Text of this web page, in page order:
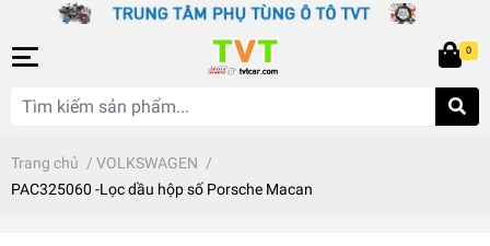
0
Trang chủ / VOLKSWAGEN /
PAC325060 -Lọc dầu hộp số Porsche Macan